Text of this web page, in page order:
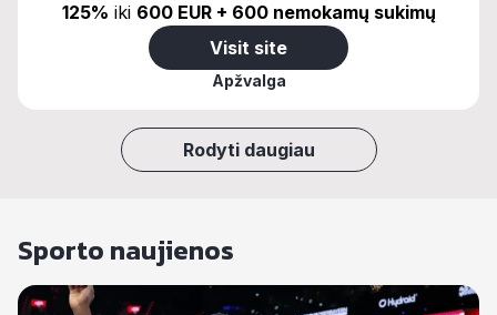
125% iki 600 EUR + 600 nemokamų sukimų
Visit site
Apžvalga
Rodyti daugiau
Sporto naujienos